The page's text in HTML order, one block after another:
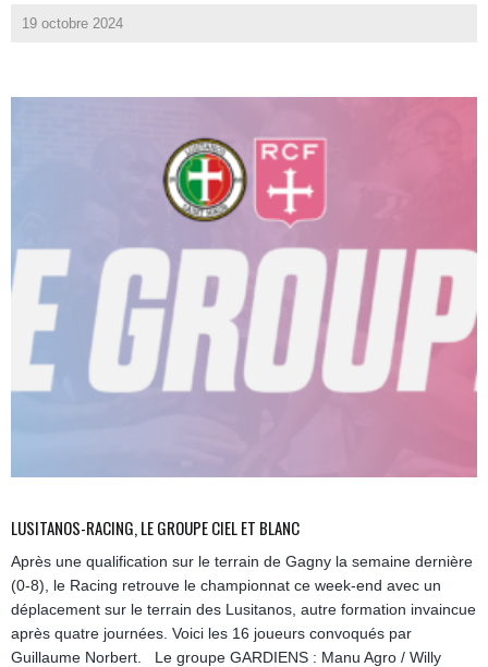
19 octobre 2024
LUSITANOS-RACING, LE GROUPE CIEL ET BLANC
Après une qualification sur le terrain de Gagny la semaine dernière
(0-8), le Racing retrouve le championnat ce week-end avec un
déplacement sur le terrain des Lusitanos, autre formation invaincue
après quatre journées. Voici les 16 joueurs convoqués par
Guillaume Norbert. Le groupe GARDIENS : Manu Agro / Willy